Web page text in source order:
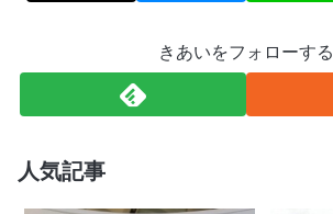
きあいをフォローする
人気記事